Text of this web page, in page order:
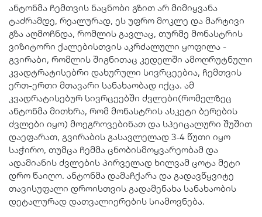
ანტონმა ჩემთვის ნაცნობი გზით არ მიმიყვანა
ტაძრამდე, რეალურად, ეს უფრო მოკლე და მარტივი
გზა აღმოჩნდა, რომლის გავლაც, თურმე მონასტრის
ვიზიტორი ქალებისთვის აკრძალული ყოფილა -
გვირაბი, რომლის შიგნითაც კედელში ამოღრუტნული
კვადტრატისებრი დახურული სივრცეებია, ჩემთვის
ერთ-ერთი მთავარი სანახაობად იქცა. ამ
კვადრატისებურ სივრცეებში ძვლები(რომელზეც
ანტონმა მითხრა, რომ მონასტრის ასკეტი ბერების
ძვლები იყო) მოეგროვებინათ და სპეიცალური შუშით
დაეფარათ, გვირაბის გასავლელად 3-4 წუთი იყო
საჭირო, თუმცა ჩემმა ცნობისმოყვარეობამ და
ადამიანის ძვლების პირველად ხილვამ ცოტა მეტი
დრო წაიღო. ანტონმა დამაჩქარა და გადავწყვიტე
თავისუფალი დროისთვის გადამენახა სანახაობის
დეტალურად დათვალიერების სიამოვნება.